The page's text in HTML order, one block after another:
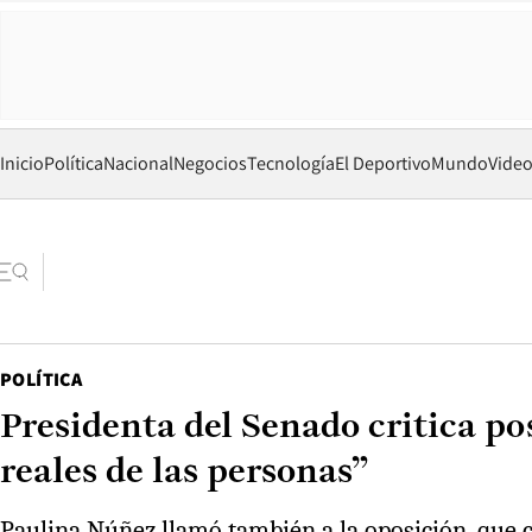
InicioPolíticaNacionalNegociosTecnologíaEl DeportivoMundo
POLÍTICA
Presidenta del Senado critica
reales de las personas”